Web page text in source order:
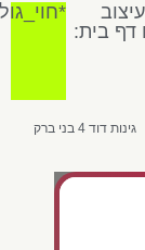
דף בית:
גינות דוד 4 בני ברק